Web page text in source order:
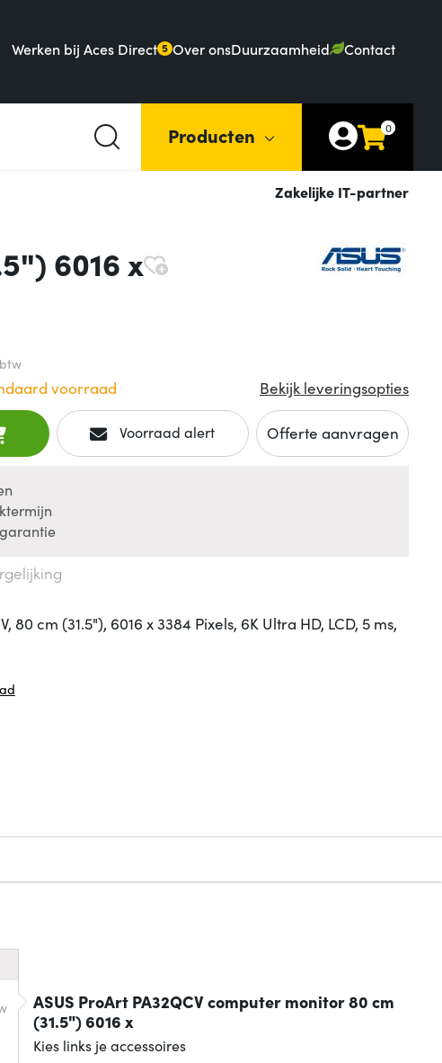
Werken bij Aces Direct 5 Over onsDuurzaamheid Contact
Producten 0
Zakelijke IT-partner
6016 x
voorraad Bekijk leveringsopties
Voorraad alert Offerte aanvragen
garantie
80 cm (31.5"), 6016 x 3384 Pixels, 6K Ultra HD, LCD, 5 ms,
ASUS ProArt PA32QCV computer monitor 80 cm
(31.5") 6016 x
Kies links je accessoires